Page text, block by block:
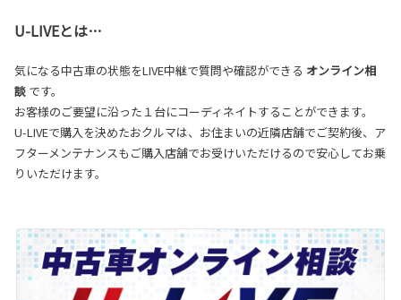
U-LIVEとは…
気になる中古車の状態をLIVE中継で質問や確認ができる オンライン相
談 です。
お客様のご要望に沿った１台にコーディネイトすることができます。
U-LIVEで購入を決めたおクルマは、お住まいの近隣店舗でご契約後、ア
フターメンテナンスもご購入店舗でお受けいただけるので安心してお乗
りいただけます。